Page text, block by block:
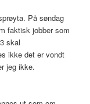
På søndag
faktisk jobber som
skal
ikke det er vondt
jeg ikke.